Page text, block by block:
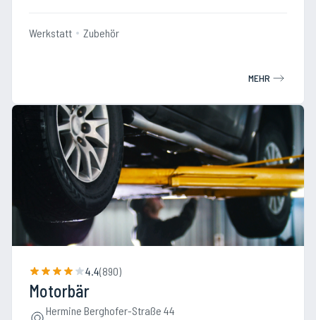
Werkstatt Zubehör
MEHR
4.4(890)
Motorbär
Hermine Berghofer-Straße 44